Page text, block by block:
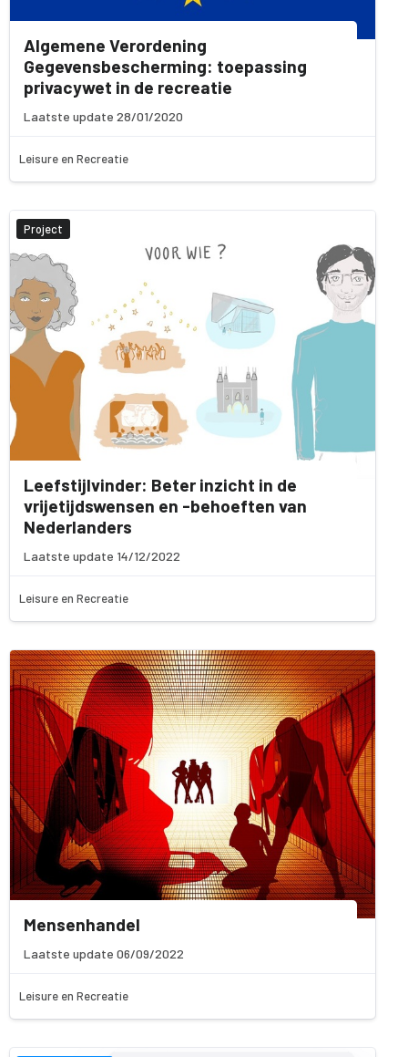
Algemene Verordening
Gegevensbescherming: toepassing
privacywet in de recreatie
Laatste update 28/01/2020
Leisure en Recreatie
Project
Leefstijlvinder: Beter inzicht in de
vrijetijdswensen en -behoeften van
Nederlanders
Laatste update 14/12/2022
Leisure en Recreatie
Mensenhandel
Laatste update 06/09/2022
Leisure en Recreatie